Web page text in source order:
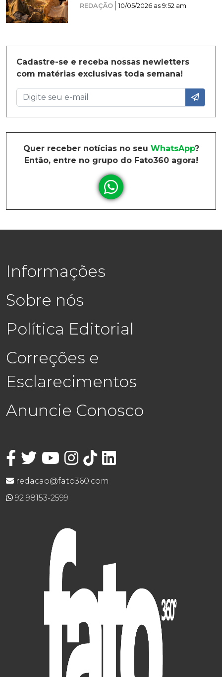
REDAÇÃO 10/05/2026 as 9:52 am
Cadastre-se e receba nossas newletters
com matérias exclusivas toda semana!
Quer receber notícias no seu WhatsApp?
Então, entre no grupo do Fato360 agora!
Informações
Sobre nós
Política Editorial
Correções e
Esclarecimentos
Anuncie Conosco
redacao@fato360.com
92 98153-2599